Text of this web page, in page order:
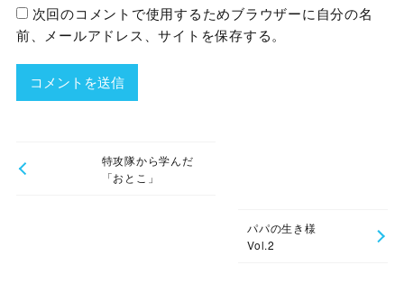
次回のコメントで使用するためブラウザーに自分の名
前、メールアドレス、サイトを保存する。
特攻隊から学んだ
「おとこ」
パパの生き様
Vol.2